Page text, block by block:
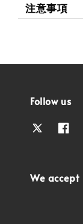
注意事項
Follow us
We accept